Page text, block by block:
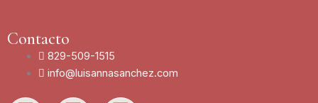
Contacto
829-509-1515
info@luisannasanchez.com